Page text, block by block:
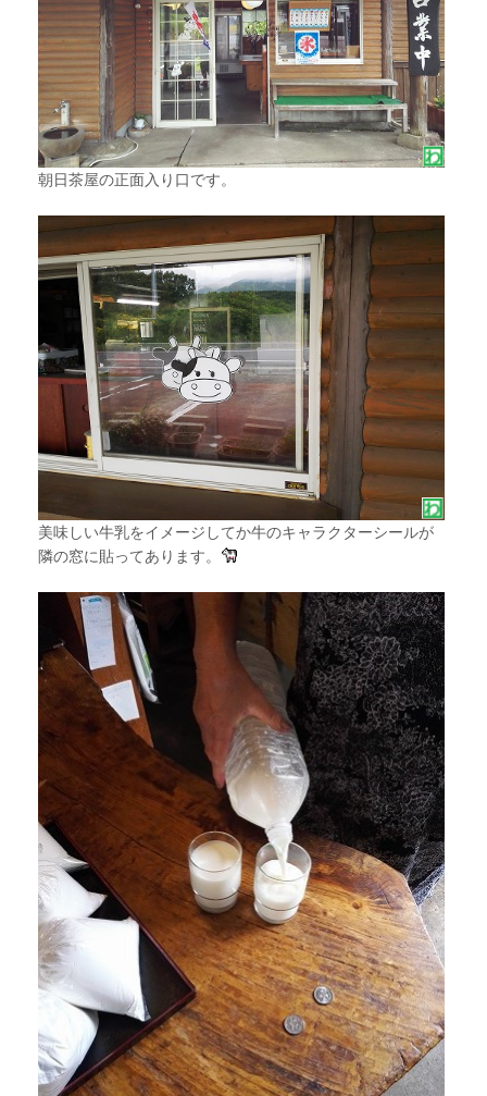
朝日茶屋の正面入り口です。
美味しい牛乳をイメージしてか牛のキャラクターシールが
隣の窓に貼ってあります。